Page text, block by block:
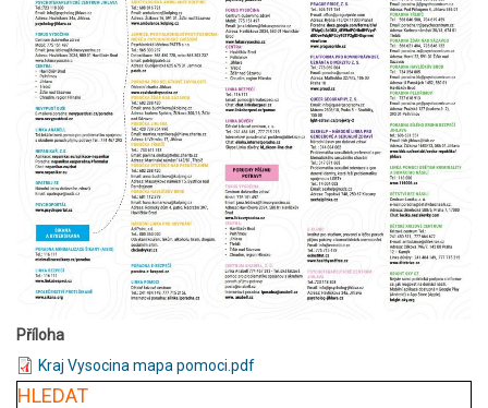
Příloha
Kraj Vysocina mapa pomoci.pdf
HLEDAT